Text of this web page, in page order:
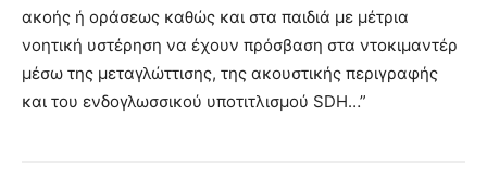
ακοής ή οράσεως καθώς και στα παιδιά με μέτρια
νοητική υστέρηση να έχουν πρόσβαση στα ντοκιμαντέρ
μέσω της μεταγλώττισης, της ακουστικής περιγραφής
και του ενδογλωσσικού υποτιτλισμού SDH…”